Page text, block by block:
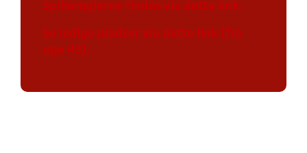
Spillereglerne findes via dette link.
Se ledige pladser via dette link (fra
uge 43).